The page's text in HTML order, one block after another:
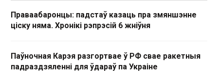
Праваабаронцы: падстаў казаць пра змяншэнне
ціску няма. Хронікі рэпрэсій 6 жніўня
Паўночная Карэя разгортвае ў РФ свае ракетныя
падраздзяленні для ўдараў па Украіне